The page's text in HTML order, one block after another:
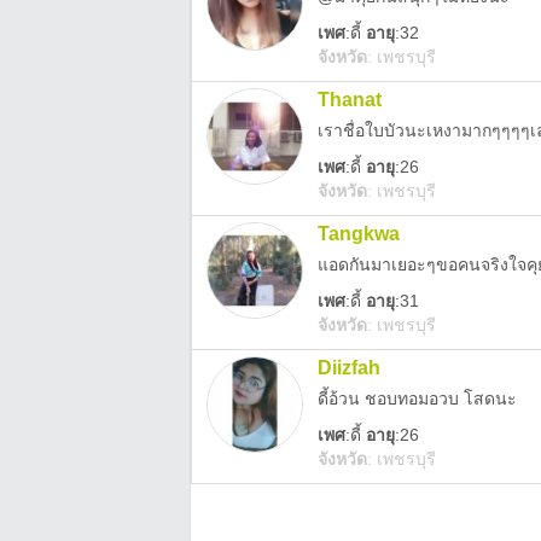
เพศ:ดี้ อายุ:32
จังหวัด: เพชรบุรี
Thanat
เราชื่อใบบัวนะเหงามากๆๆๆๆ
เพศ:ดี้ อายุ:26
จังหวัด: เพชรบุรี
Tangkwa
แอดกันมาเยอะๆขอคนจริงใจคุ
เพศ:ดี้ อายุ:31
จังหวัด: เพชรบุรี
Diizfah
ดี้อ้วน ชอบทอมอวบ โสดนะ
เพศ:ดี้ อายุ:26
จังหวัด: เพชรบุรี